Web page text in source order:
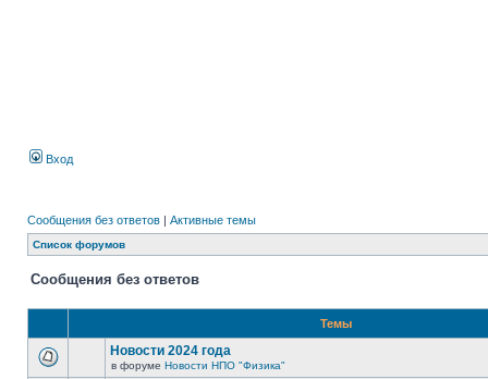
Вход
Сообщения без ответов | Активные темы
Список форумов
Сообщения без ответов
Темы
Новости 2024 года
в форуме Новости НПО "Физика"